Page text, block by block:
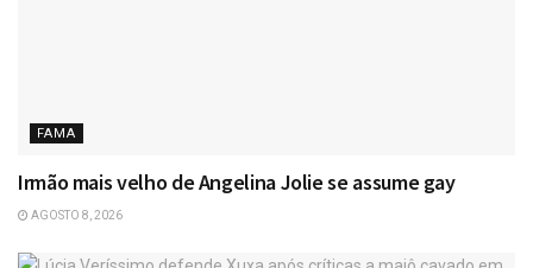
FAMA
Irmão mais velho de Angelina Jolie se assume gay
AGOSTO 8, 2026